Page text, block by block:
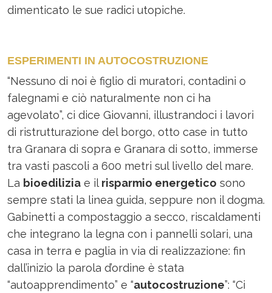
dimenticato le sue radici utopiche.
ESPERIMENTI IN AUTOCOSTRUZIONE
“Nessuno di noi è figlio di muratori, contadini o
falegnami e ciò naturalmente non ci ha
agevolato”, ci dice Giovanni, illustrandoci i lavori
di ristrutturazione del borgo, otto case in tutto
tra Granara di sopra e Granara di sotto, immerse
tra vasti pascoli a 600 metri sul livello del mare.
La bioedilizia e il risparmio energetico sono
sempre stati la linea guida, seppure non il dogma.
Gabinetti a compostaggio a secco, riscaldamenti
che integrano la legna con i pannelli solari, una
casa in terra e paglia in via di realizzazione: fin
dall’inizio la parola d’ordine è stata
“autoapprendimento” e “autocostruzione”: “Ci